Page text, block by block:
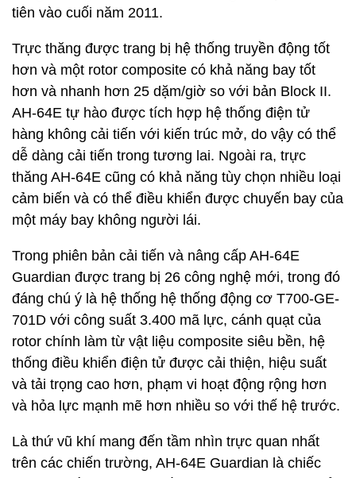
tiên vào cuối năm 2011.
Trực thăng được trang bị hệ thống truyền động tốt
hơn và một rotor composite có khả năng bay tốt
hơn và nhanh hơn 25 dặm/giờ so với bản Block II.
AH-64E tự hào được tích hợp hệ thống điện tử
hàng không cải tiến với kiến trúc mở, do vậy có thể
dễ dàng cải tiến trong tương lai. Ngoài ra, trực
thăng AH-64E cũng có khả năng tùy chọn nhiều loại
cảm biến và có thể điều khiển được chuyến bay của
một máy bay không người lái.
Trong phiên bản cải tiến và nâng cấp AH-64E
Guardian được trang bị 26 công nghệ mới, trong đó
đáng chú ý là hệ thống hệ thống động cơ T700-GE-
701D với công suất 3.400 mã lực, cánh quạt của
rotor chính làm từ vật liệu composite siêu bền, hệ
thống điều khiển điện tử được cải thiện, hiệu suất
và tải trọng cao hơn, phạm vi hoạt động rộng hơn
và hỏa lực mạnh mẽ hơn nhiều so với thế hệ trước.
Là thứ vũ khí mang đến tầm nhìn trực quan nhất
trên các chiến trường, AH-64E Guardian là chiếc